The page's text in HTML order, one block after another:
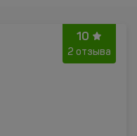
10
2 отзыва